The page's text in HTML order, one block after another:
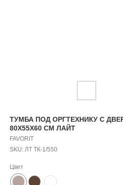
ТУМБА ПОД ОРГТЕХНИКУ С
80Х55Х60 СМ ЛАЙТ
FAVORIT
SKU: ЛТ ТК-1/550
Цвет